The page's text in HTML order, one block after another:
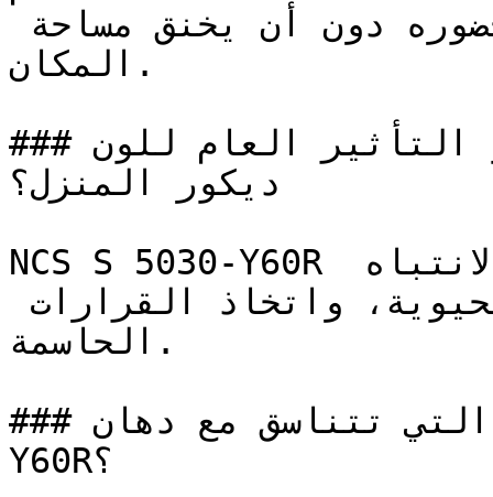
المكان.
### ما هو التأثير العام للون NCS S 5030-Y60R على
ديكور المنزل؟
NCS S 5030-Y60R هو لون عالي الطاقة يستثير الانتباه
الحاسمة.
### ما هي الألوان التي تتناسق مع دهان NCS S 5030-
Y60R؟